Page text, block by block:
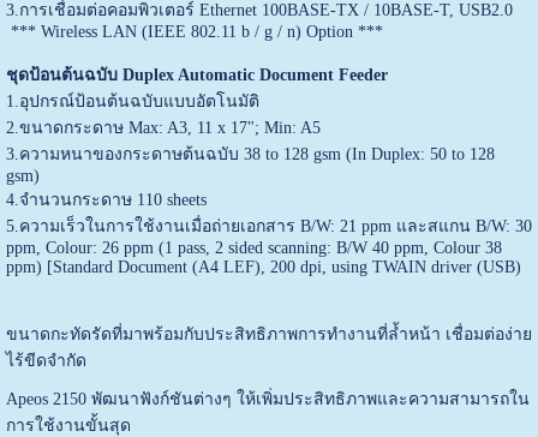
3.การเชื่อมต่อคอมพิวเตอร์ Ethernet 100BASE-TX / 10BASE-T, USB2.0
*** Wireless LAN (IEEE 802.11 b / g / n) Option ***
ชุดป้อนต้นฉบับ Duplex Automatic Document Feeder
1.อุปกรณ์ป้อนต้นฉบับแบบอัตโนมัติ
2.ขนาดกระดาษ Max: A3, 11 x 17"; Min: A5
3.ความหนาของกระดาษต้นฉบับ 38 to 128 gsm (In Duplex: 50 to 128
gsm)
4.จำนวนกระดาษ 110 sheets
5.ความเร็วในการใช้งานเมื่อถ่ายเอกสาร B/W: 21 ppm และสแกน B/W: 30
ppm, Colour: 26 ppm (1 pass, 2 sided scanning: B/W 40 ppm, Colour 38
ppm) [Standard Document (A4 LEF), 200 dpi, using TWAIN driver (USB)
ขนาดกะทัดรัดที่มาพร้อมกับประสิทธิภาพการทำงานที่ล้ำหน้า เชื่อมต่อง่าย
ไร้ขีดจำกัด
Apeos 2150 พัฒนาฟังก์ชันต่างๆ ให้เพิ่มประสิทธิภาพและความสามารถใน
การใช้งานขั้นสุด